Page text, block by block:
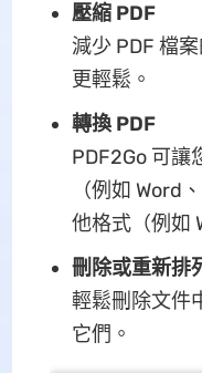
壓縮 PDF
減少 PDF 檔
更輕鬆。
轉換 PDF
PDF2Go 可讓
（例如 Word
他格式（例如
刪除或重新排
輕鬆刪除文件
它們。